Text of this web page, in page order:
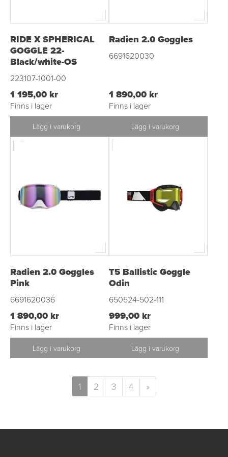
RIDE X SPHERICAL
GOGGLE 22-
Black/white-OS
223107-1001-00
1 195,00 kr
Finns i lager
Lägg i varukorg
Radien 2.0 Goggles
6691620030
1 890,00 kr
Finns i lager
Lägg i varukorg
Radien 2.0 Goggles
Pink
6691620036
1 890,00 kr
Finns i lager
Lägg i varukorg
T5 Ballistic Goggle
Odin
650524-502-111
999,00 kr
Finns i lager
Lägg i varukorg
1 2 3 4 »